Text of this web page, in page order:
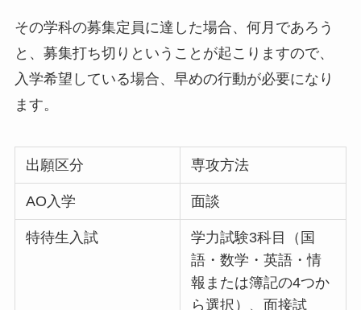
その学科の募集定員に達した場合、何月であろう
と、募集打ち切りということが起こりますので、
入学希望している場合、早めの行動が必要になり
ます。
出願区分 専攻方法
AO入学 面談
特待生入試
学力試験3科目（国
語・数学・英語・情
報または簿記の4つか
ら選択）、面接試